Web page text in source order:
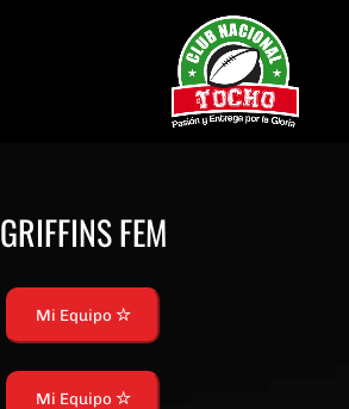
GRIFFINS FEM
Mi Equipo
Mi Equipo